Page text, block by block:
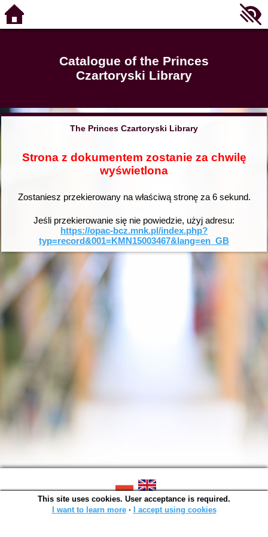
Catalogue of the Princes
Czartoryski Library
The Princes Czartoryski Library
Strona z dokumentem zostanie za chwilę
wyświetlona
Zostaniesz przekierowany na właściwą stronę za 6sekund.
Jeśli przekierowanie się nie powiedzie, użyj adresu:
https://opac-bcz.mnk.pl/index.php?
typ=record&001=KMN15003467&lang=en_GB
SOWA OPAC v. 6.11.10 (2026-07-24)
Generated in 0,0014 s.
This site uses cookies. User acceptance is required.
I want to learn more∙ I accept using cookies